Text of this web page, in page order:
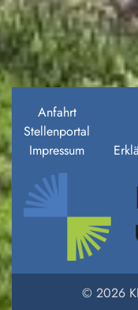
Anfahrt
Stellenportal
Impressum
© 2026